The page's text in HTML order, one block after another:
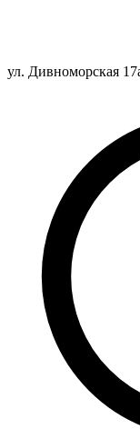
ул. Дивноморская